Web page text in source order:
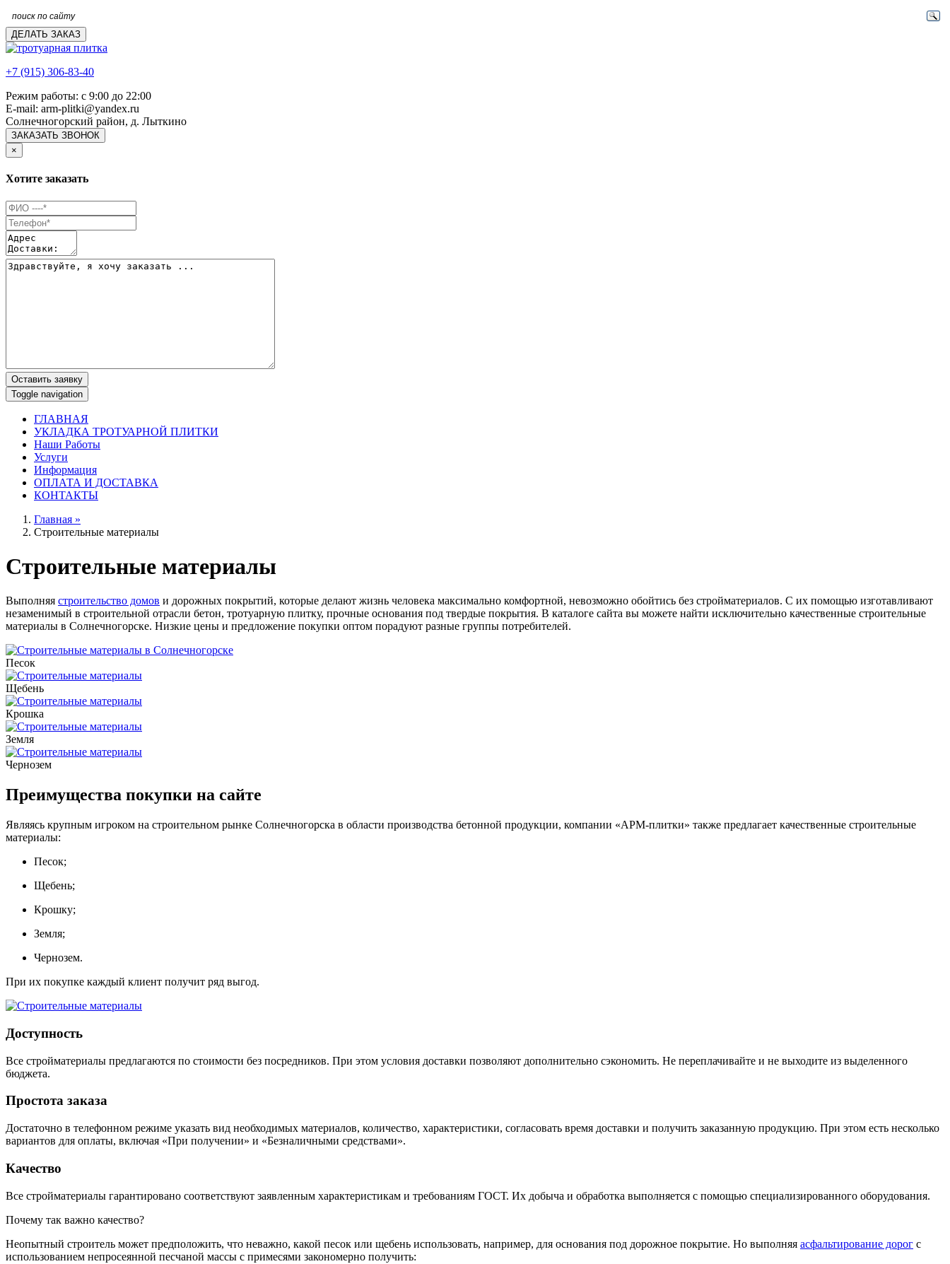
ДЕЛАТЬ ЗАКАЗ
+7 (915) 306-83-40
Режим работы: с 9:00 до 22:00
E-mail: arm-plitki@yandex.ru
Солнечногорский район, д. Лыткино
ЗАКАЗАТЬ ЗВОНОК
×
Хотите заказать
Оставить заявку
Toggle navigation
ГЛАВНАЯ
УКЛАДКА ТРОТУАРНОЙ ПЛИТКИ
Наши Работы
Услуги
Информация
ОПЛАТА И ДОСТАВКА
КОНТАКТЫ
Главная »
Строительные материалы
Строительные материалы
Выполняя строительство домов и дорожных покрытий, которые делают жизнь человека максимально комфортной, невозможно обойтись без стройматериалов. С их помощью изготавливают
незаменимый в строительной отрасли бетон, тротуарную плитку, прочные основания под твердые покрытия. В каталоге сайта вы можете найти исключительно качественные строительные
материалы в Солнечногорске. Низкие цены и предложение покупки оптом порадуют разные группы потребителей.
Песок
Щебень
Крошка
Земля
Чернозем
Преимущества покупки на сайте
Являясь крупным игроком на строительном рынке Солнечногорска в области производства бетонной продукции, компании «АРМ-плитки» также предлагает качественные строительные
материалы:
Песок;
Щебень;
Крошку;
Земля;
Чернозем.
При их покупке каждый клиент получит ряд выгод.
Доступность
Все стройматериалы предлагаются по стоимости без посредников. При этом условия доставки позволяют дополнительно сэкономить. Не переплачивайте и не выходите из выделенного
бюджета.
Простота заказа
Достаточно в телефонном режиме указать вид необходимых материалов, количество, характеристики, согласовать время доставки и получить заказанную продукцию. При этом есть несколько
вариантов для оплаты, включая «При получении» и «Безналичными средствами».
Качество
Все стройматериалы гарантировано соответствуют заявленным характеристикам и требованиям ГОСТ. Их добыча и обработка выполняется с помощью специализированного оборудования.
Почему так важно качество?
Неопытный строитель может предположить, что неважно, какой песок или щебень использовать, например, для основания под дорожное покрытие. Но выполняя асфальтирование дорог с
использованием непросеянной песчаной массы с примесями закономерно получить: